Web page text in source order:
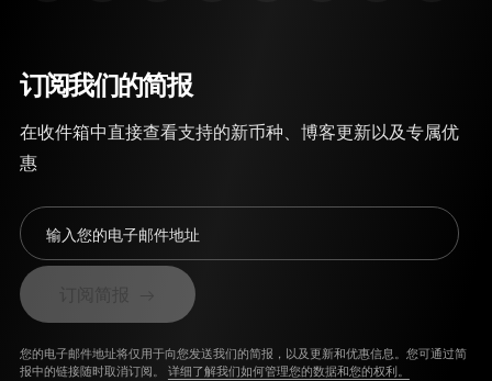
订阅我们的简报
在收件箱中直接查看支持的新币种、博客更新以及专属优
惠
输入您的电子邮件地址
您的电子邮件地址将仅用于向您发送我们的简报，以及更新和优惠信息。您可通过简
报中的链接随时取消订阅。 详细了解我们如何管理您的数据和您的权利。